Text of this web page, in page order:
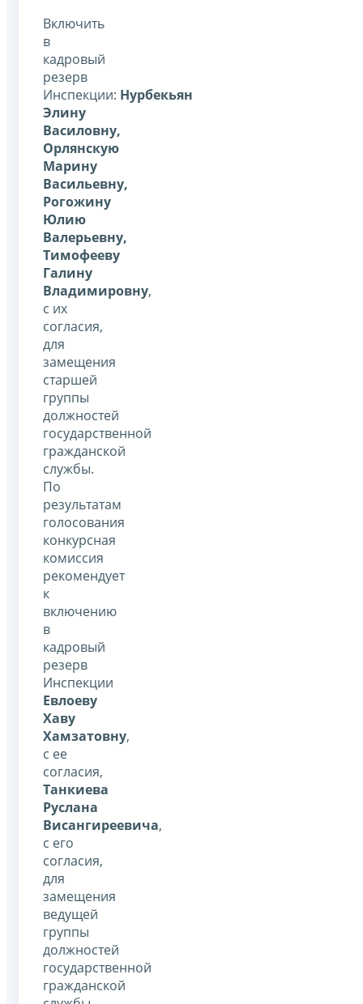
Включить
в
кадровый
резерв
Инспекции: Нурбекьян
Элину
Василовну,
Орлянскую
Марину
Васильевну,
Рогожину
Юлию
Валерьевну,
Тимофееву
Галину
Владимировну,
с их
согласия,
для
замещения
старшей
группы
должностей
государственной
гражданской
службы.
По
результатам
голосования
конкурсная
комиссия
рекомендует
к
включению
в
кадровый
резерв
Инспекции
Евлоеву
Хаву
Хамзатовну,
с ее
согласия,
Танкиева
Руслана
Висангиреевича,
с его
согласия,
для
замещения
ведущей
группы
должностей
государственной
гражданской